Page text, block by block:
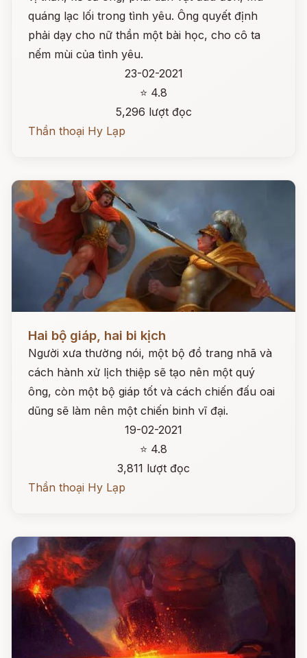
quáng lạc lối trong tình yêu. Ông quyết định
phải dạy cho nữ thần một bài học, cho cô ta
nếm mùi của tình yêu.
23-02-2021
⭐ 4.8
5,296 lượt đọc
Thần thoại Hy Lạp
Hai bộ giáp, hai bi kịch
Người xưa thường nói, một bộ đồ trang nhã và
cách hành xử lịch thiệp sẽ tạo nên một quý
ông, còn một bộ giáp tốt và cách chiến đấu oai
dũng sẽ làm nên một chiến binh vĩ đại.
19-02-2021
⭐ 4.8
3,811 lượt đọc
Thần thoại Hy Lạp